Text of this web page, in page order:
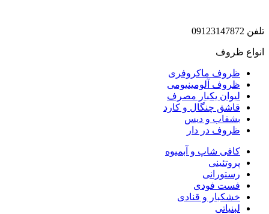
تلفن 09123147872
انواع ظروف
ظروف ماکروفری
ظروف آلومینیومی
لیوان یکبار مصرف
قاشق چنگال و کارد
بشقاب و دیس
ظروف در دار
کافی شاپ و آبمیوه
پروتئینی
رستورانی
فست فودی
خشکبار و قنادی
لبنیاتی